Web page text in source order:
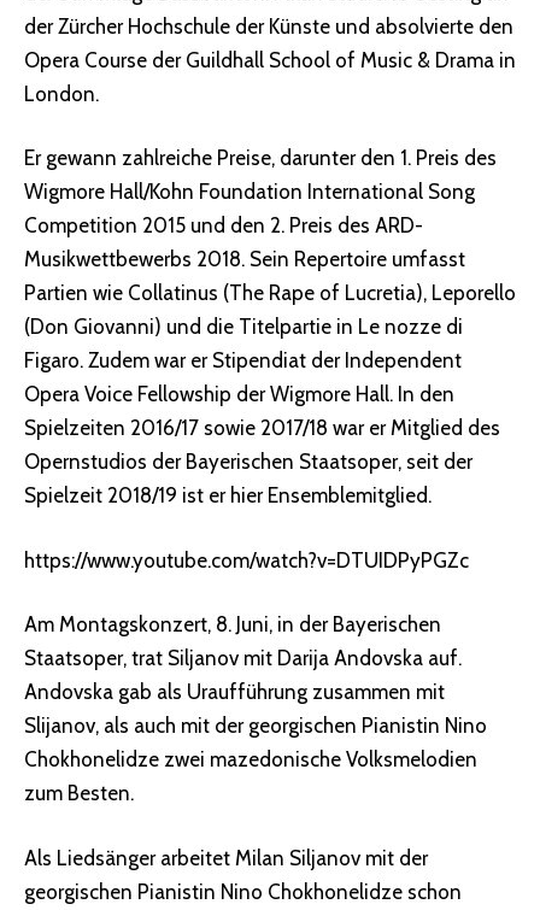
der Zürcher Hochschule der Künste und absolvierte den
Opera Course der Guildhall School of Music & Drama in
London.
Er gewann zahlreiche Preise, darunter den 1. Preis des
Wigmore Hall/Kohn Foundation International Song
Competition 2015 und den 2. Preis des ARD-
Musikwettbewerbs 2018. Sein Repertoire umfasst
Partien wie Collatinus (The Rape of Lucretia), Leporello
(Don Giovanni) und die Titelpartie in Le nozze di
Figaro. Zudem war er Stipendiat der Independent
Opera Voice Fellowship der Wigmore Hall. In den
Spielzeiten 2016/17 sowie 2017/18 war er Mitglied des
Opernstudios der Bayerischen Staatsoper, seit der
Spielzeit 2018/19 ist er hier Ensemblemitglied.
https://www.youtube.com/watch?v=DTUIDPyPGZc
Am Montagskonzert, 8. Juni, in der Bayerischen
Staatsoper, trat Siljanov mit Darija Andovska auf.
Andovska gab als Uraufführung zusammen mit
Slijanov, als auch mit der georgischen Pianistin Nino
Chokhonelidze zwei mazedonische Volksmelodien
zum Besten.
Als Liedsänger arbeitet Milan Siljanov mit der
georgischen Pianistin Nino Chokhonelidze schon